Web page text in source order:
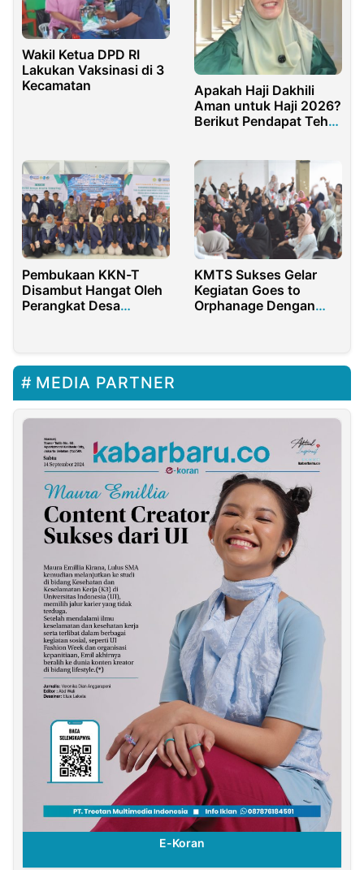
Wakil Ketua DPD RI
Lakukan Vaksinasi di 3
Kecamatan
Apakah Haji Dakhili
Aman untuk Haji 2026?
Berikut Pendapat Teh
Pembukaan KKN-T
Disambut Hangat Oleh
Perangkat Desa
KMTS Sukses Gelar
Kegiatan Goes to
Orphanage Dengan
MEDIA PARTNER
E-Koran